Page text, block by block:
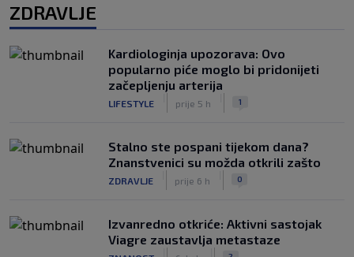
ZDRAVLJE
Kardiologinja upozorava: Ovo
popularno piće moglo bi pridonijeti
začepljenju arterija
LIFESTYLE prije 5 h 1
Stalno ste pospani tijekom dana?
Znanstvenici su možda otkrili zašto
ZDRAVLJE prije 6 h 0
Izvanredno otkriće: Aktivni sastojak
Viagre zaustavlja metastaze